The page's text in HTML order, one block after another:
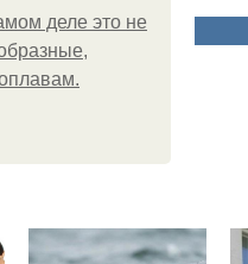
деле это не